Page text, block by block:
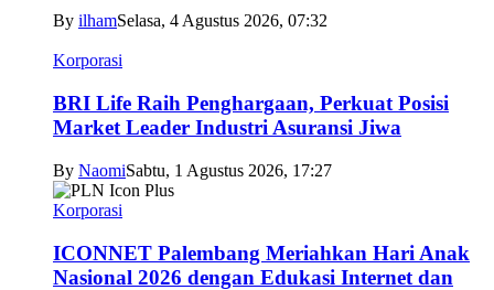
By ilhamSelasa, 4 Agustus 2026, 07:32
Korporasi
BRI Life Raih Penghargaan, Perkuat Posisi
Market Leader Industri Asuransi Jiwa
By NaomiSabtu, 1 Agustus 2026, 17:27
Korporasi
ICONNET Palembang Meriahkan Hari Anak
Nasional 2026 dengan Edukasi Internet dan